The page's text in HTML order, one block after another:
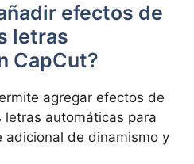
efectos de
letras
CapCut?
agregar efectos ⁢de
letras automáticas‍ para
adicional de dinamismo y